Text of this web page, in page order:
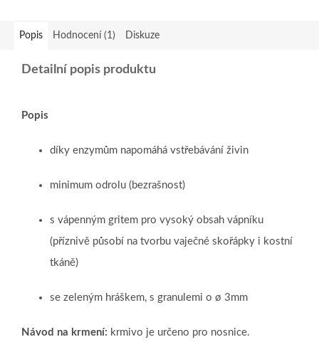
Popis Hodnocení (1) Diskuze
Detailní popis produktu
Popis
díky enzymům napomáhá vstřebávání živin
minimum odrolu (bezrašnost)
s vápenným gritem pro vysoký obsah vápníku
(příznivě působí na tvorbu vaječné skořápky i kostní
tkáně)
se zeleným hráškem, s granulemi o ø 3mm
Návod na krmení: krmivo je určeno pro nosnice.